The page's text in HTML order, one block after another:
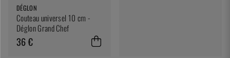
DÉGLON
Couteau universel 10 cm -
Déglon Grand Chef
36 €